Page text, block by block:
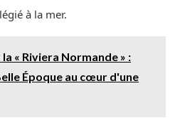
à la mer.
« Riviera Normande » :
Époque au cœur d'une